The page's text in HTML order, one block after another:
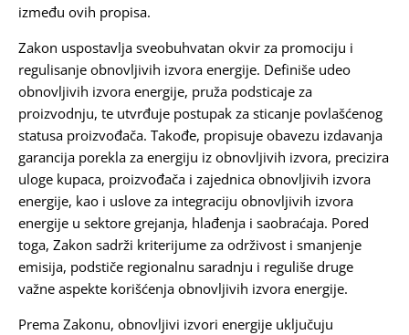
između ovih propisa.
Zakon uspostavlja sveobuhvatan okvir za promociju i
regulisanje obnovljivih izvora energije. Definiše udeo
obnovljivih izvora energije, pruža podsticaje za
proizvodnju, te utvrđuje postupak za sticanje povlašćenog
statusa proizvođača. Takođe, propisuje obavezu izdavanja
garancija porekla za energiju iz obnovljivih izvora, precizira
uloge kupaca, proizvođača i zajednica obnovljivih izvora
energije, kao i uslove za integraciju obnovljivih izvora
energije u sektore grejanja, hlađenja i saobraćaja. Pored
toga, Zakon sadrži kriterijume za održivost i smanjenje
emisija, podstiče regionalnu saradnju i reguliše druge
važne aspekte korišćenja obnovljivih izvora energije.
Prema Zakonu, obnovljivi izvori energije uključuju